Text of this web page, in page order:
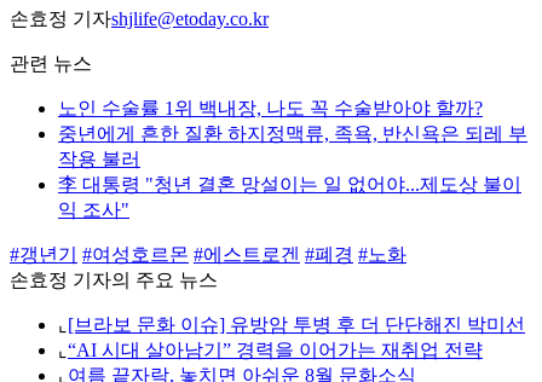
손효정 기자shjlife@etoday.co.kr
관련 뉴스
노인 수술률 1위 백내장, 나도 꼭 수술받아야 할까?
중년에게 흔한 질환 하지정맥류, 족욕, 반신욕은 되레 부
작용 불러
李 대통령 "청년 결혼 망설이는 일 없어야...제도상 불이
익 조사"
#갱년기 #여성호르몬 #에스트로겐 #폐경 #노화
손효정 기자의 주요 뉴스
⌞ [브라보 문화 이슈] 유방암 투병 후 더 단단해진 박미선
⌞ “AI 시대 살아남기” 경력을 이어가는 재취업 전략
⌞ 여름 끝자락, 놓치면 아쉬운 8월 문화소식